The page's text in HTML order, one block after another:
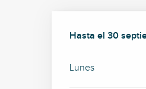
Del1 junio 2026
Hasta el 30
Lunes